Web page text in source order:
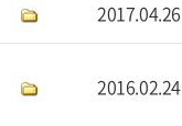
2017.04.26
2016.02.24